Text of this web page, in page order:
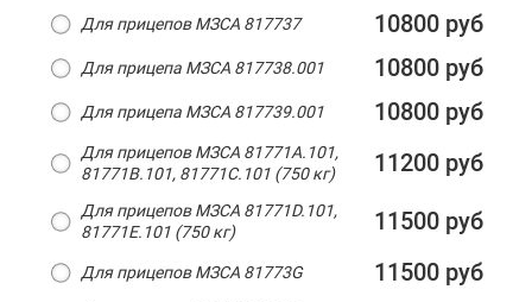
Для прицепов МЗСА 817737 10800 руб
Для прицепа МЗСА 817738.001 10800 руб
Для прицепа МЗСА 817739.001 10800 руб
Для прицепов МЗСА 81771A.101,
81771B.101, 81771C.101 (750 кг)
11200 руб
Для прицепов МЗСА 81771D.101,
81771E.101 (750 кг)
11500 руб
Для прицепов МЗСА 81773G 11500 руб